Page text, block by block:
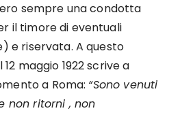
sempre una condotta
il timore di eventuali
e riservata. A questo
maggio 1922 scrive a
a Roma: “Sono venuti
non ritorni , non